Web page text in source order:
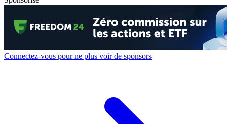
Connectez-vous pour ne plus voir de sponsors